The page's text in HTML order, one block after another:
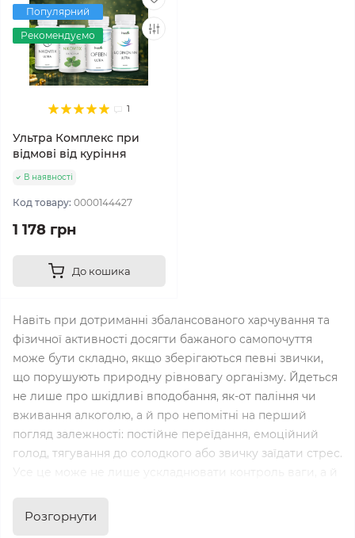
Популярний
Рекомендуємо
1
Ультра Комплекс при
відмові від куріння
В наявності
Код товару: 0000144427
1 178 грн
До кошика
Навіть при дотриманні збалансованого харчування та
фізичної активності досягти бажаного самопочуття
може бути складно, якщо зберігаються певні звички,
що порушують природну рівновагу організму. Йдеться
не лише про шкідливі вподобання, як-от паління чи
вживання алкоголю, а й про непомітні на перший
погляд залежності: постійне переїдання, емоційний
голод, тягування до солодкого або звичку заїдати стрес.
Усе це може не лише ускладнювати контроль ваги, а й
баланс і якість життя загалом.
Розгорнути